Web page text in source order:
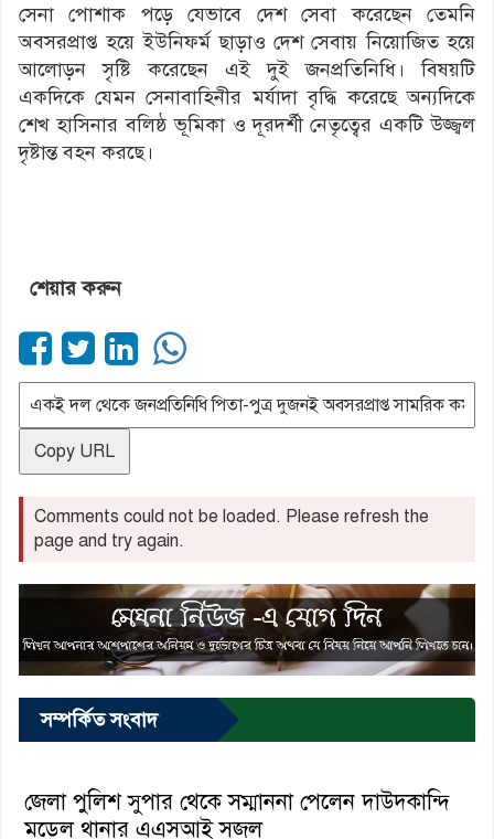
সেনা পোশাক পড়ে যেভাবে দেশ সেবা করেছেন তেমনি
অবসরপ্রাপ্ত হয়ে ইউনিফর্ম ছাড়াও দেশ সেবায় নিয়োজিত হয়ে
আলোড়ন সৃষ্টি করেছেন এই দুই জনপ্রতিনিধি। বিষয়টি
একদিকে যেমন সেনাবাহিনীর মর্যাদা বৃদ্ধি করেছে অন্যদিকে
শেখ হাসিনার বলিষ্ঠ ভূমিকা ও দূরদর্শী নেতৃত্বের একটি উজ্জ্বল
দৃষ্টান্ত বহন করছে।
শেয়ার করুন
Copy URL
Comments could not be loaded. Please refresh the
page and try again.
সম্পর্কিত সংবাদ
জেলা পুলিশ সুপার থেকে সম্মাননা পেলেন দাউদকান্দি
মডেল থানার এএসআই সজল